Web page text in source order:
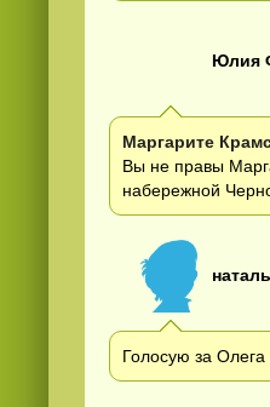
Юлия
Маргарите
Вы не правы
набережной
Голосую за Олега